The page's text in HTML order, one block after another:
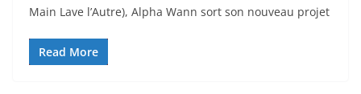
Main Lave l’Autre), Alpha Wann sort son nouveau projet
Read More